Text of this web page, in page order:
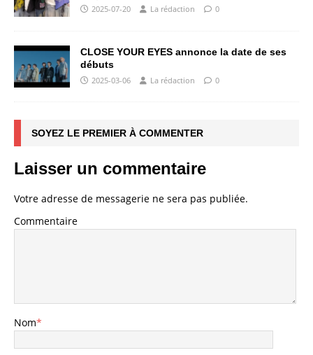
2025-07-20 La rédaction 0
CLOSE YOUR EYES annonce la date de ses
débuts
2025-03-06 La rédaction 0
SOYEZ LE PREMIER À COMMENTER
Laisser un commentaire
Votre adresse de messagerie ne sera pas publiée.
Commentaire
Nom*